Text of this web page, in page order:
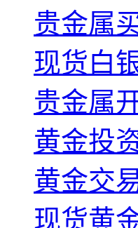
贵金属
现货白
贵金属
黄金投
黄金交
现货黄